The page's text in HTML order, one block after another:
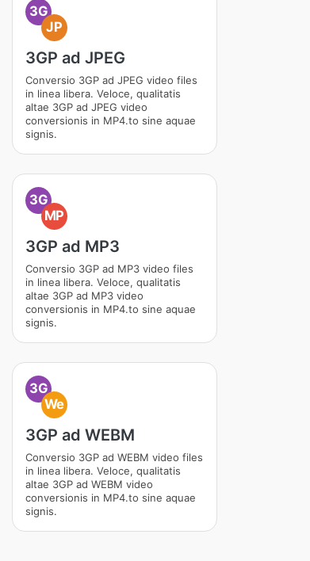
3G
JP
3GP ad JPEG
Conversio 3GP ad JPEG video files
in linea libera. Veloce, qualitatis
altae 3GP ad JPEG video
conversionis in MP4.to sine aquae
signis.
3G
MP
3GP ad MP3
Conversio 3GP ad MP3 video files
in linea libera. Veloce, qualitatis
altae 3GP ad MP3 video
conversionis in MP4.to sine aquae
signis.
3G
We
3GP ad WEBM
Conversio 3GP ad WEBM video files
in linea libera. Veloce, qualitatis
altae 3GP ad WEBM video
conversionis in MP4.to sine aquae
signis.